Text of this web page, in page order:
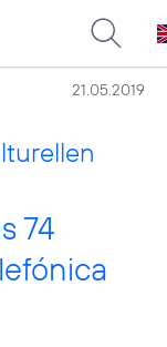
21.05.2019
74